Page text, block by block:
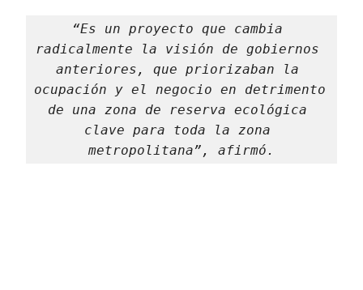
“Es un proyecto que cambia
radicalmente la visión de gobiernos
anteriores, que priorizaban la
ocupación y el negocio en detrimento
de una zona de reserva ecológica
clave para toda la zona
metropolitana”, afirmó.